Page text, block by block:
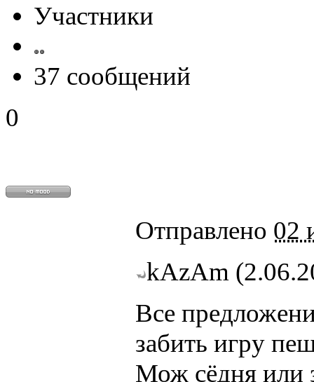
Участники
37 сообщений
0
Отправлено 02
kAzAm
Все
забить игру
Мож сёдня или